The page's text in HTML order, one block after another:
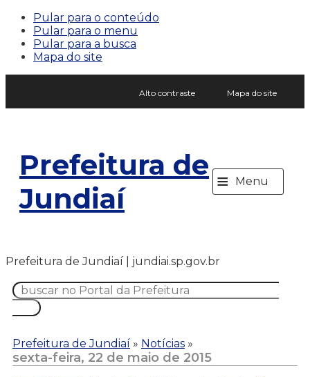
Pular para o conteúdo
Pular para o menu
Pular para a busca
Mapa do site
Alto contraste Mapa do site
Prefeitura de
Jundiaí
≡ Menu
Prefeitura de Jundiaí | jundiai.sp.gov.br
Prefeitura de Jundiaí » Notícias »
sexta-feira, 22 de maio de 2015